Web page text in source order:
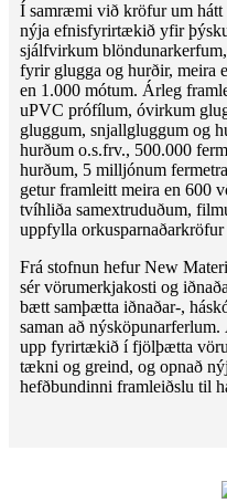
Í samræmi við kröfur um hátt
nýja efnisfyrirtækið yfir
sjálfvirkum
fyrir glugga og hurðir, meira
en 1.000 mótum. Árleg
uPVC prófílum, óvirkum
gluggum, snjallgluggum og
hurðum o.s.frv., 500.000
hurðum, 5 milljónum
getur framleitt meira en 600
tvíhliða samextruduðum,
uppfylla
Frá stofnun hefur New
sér vörumerkjakosti og
bætt samþætta iðnaðar-,
saman að
upp fyrirtækið í fjölþætta
tækni og greind, og opnað
hefðbundinni framleiðslu til